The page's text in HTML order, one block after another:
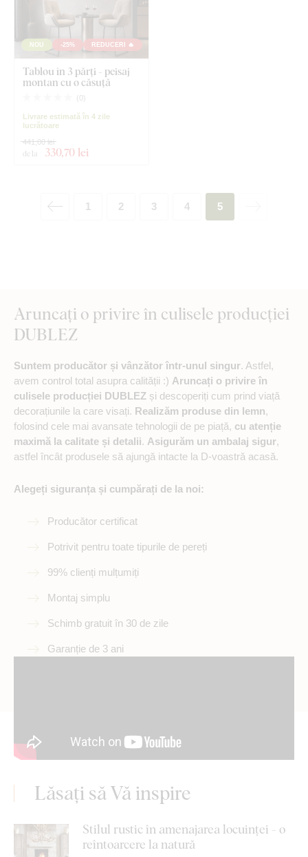
NOU -25% REDUCERI 🔥
Tablou în 3 părți - peisaj
montan cu o căsuță
( 0)
Livrare estimată în 4 zile
lucrătoare
de la 330,70 lei
441,00 lei
1 2 3 4 5
Aruncați o privire în culisele producției
DUBLEZ
Suntem producător și vânzător într-unul singur. Astfel,
avem control total asupra calității :) Aruncați o privire în
culisele producției DUBLEZ și descoperiți cum prind viață
decorațiunile la care visați. Realizăm produse din lemn,
folosind cele mai avansate tehnologii de pe piață, cu atenție
maximă la calitate și detalii. Asigurăm un ambalaj sigur,
astfel încât produsele să ajungă intacte la D-voastră acasă.
Alegeți siguranța și cumpărați de la noi:
Producător certificat
Potrivit pentru toate tipurile de pereți
99% clienți mulțumiți
Montaj simplu
Schimb gratuit în 30 de zile
Garanție de 3 ani
Lăsați să Vă inspire
Stilul rustic în amenajarea locuinței - o
reîntoarcere la natură